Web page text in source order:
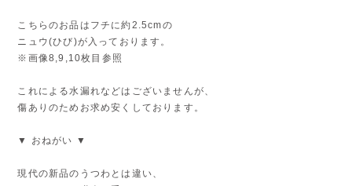
こちらのお品はフチに約2.5cmの
ニュウ(ひび)が入っております。
※画像8,9,10枚目参照
これによる水漏れなどはございませんが、
傷ありのためお求め安くしております。
▼ おねがい ▼
現代の新品のうつわとは違い、